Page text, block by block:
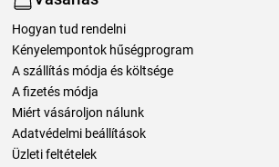
Hogyan tud rendelni
Kényelempontok hűségprogram
A szállítás módja és költsége
A fizetés módja
Miért vásároljon nálunk
Adatvédelmi beállítások
Üzleti feltételek